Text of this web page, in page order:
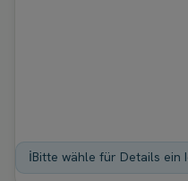
ℹ️Bitte wähle für Details ein